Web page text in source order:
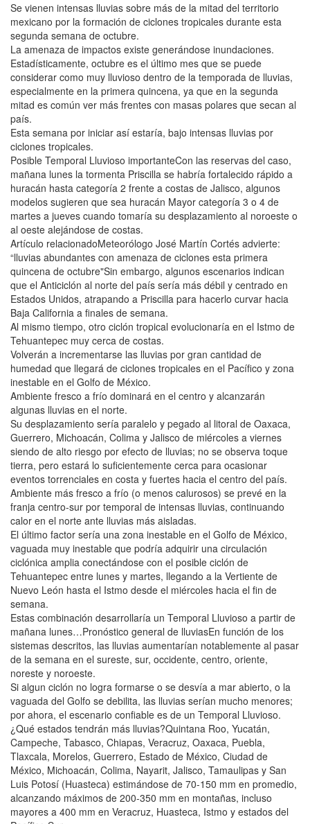
Se vienen intensas lluvias sobre más de la mitad del territorio
mexicano por la formación de ciclones tropicales durante esta
segunda semana de octubre.
La amenaza de impactos existe generándose inundaciones.
Estadísticamente, octubre es el último mes que se puede
considerar como muy lluvioso dentro de la temporada de lluvias,
especialmente en la primera quincena, ya que en la segunda
mitad es común ver más frentes con masas polares que secan al
país.
Esta semana por iniciar así estaría, bajo intensas lluvias por
ciclones tropicales.
Posible Temporal Lluvioso importanteCon las reservas del caso,
mañana lunes la tormenta Priscilla se habría fortalecido rápido a
huracán hasta categoría 2 frente a costas de Jalisco, algunos
modelos sugieren que sea huracán Mayor categoría 3 o 4 de
martes a jueves cuando tomaría su desplazamiento al noroeste o
al oeste alejándose de costas.
Artículo relacionadoMeteorólogo José Martín Cortés advierte:
“lluvias abundantes con amenaza de ciclones esta primera
quincena de octubre"Sin embargo, algunos escenarios indican
que el Anticiclón al norte del país sería más débil y centrado en
Estados Unidos, atrapando a Priscilla para hacerlo curvar hacia
Baja California a finales de semana.
Al mismo tiempo, otro ciclón tropical evolucionaría en el Istmo de
Tehuantepec muy cerca de costas.
Volverán a incrementarse las lluvias por gran cantidad de
humedad que llegará de ciclones tropicales en el Pacífico y zona
inestable en el Golfo de México.
Ambiente fresco a frío dominará en el centro y alcanzarán
algunas lluvias en el norte.
Su desplazamiento sería paralelo y pegado al litoral de Oaxaca,
Guerrero, Michoacán, Colima y Jalisco de miércoles a viernes
siendo de alto riesgo por efecto de lluvias; no se observa toque
tierra, pero estará lo suficientemente cerca para ocasionar
eventos torrenciales en costa y fuertes hacia el centro del país.
Ambiente más fresco a frío (o menos calurosos) se prevé en la
franja centro-sur por temporal de intensas lluvias, continuando
calor en el norte ante lluvias más aisladas.
El último factor sería una zona inestable en el Golfo de México,
vaguada muy inestable que podría adquirir una circulación
ciclónica amplia conectándose con el posible ciclón de
Tehuantepec entre lunes y martes, llegando a la Vertiente de
Nuevo León hasta el Istmo desde el miércoles hacia el fin de
semana.
Estas combinación desarrollaría un Temporal Lluvioso a partir de
mañana lunes…Pronóstico general de lluviasEn función de los
sistemas descritos, las lluvias aumentarían notablemente al pasar
de la semana en el sureste, sur, occidente, centro, oriente,
noreste y noroeste.
Si algun ciclón no logra formarse o se desvía a mar abierto, o la
vaguada del Golfo se debilita, las lluvias serían mucho menores;
por ahora, el escenario confiable es de un Temporal Lluvioso.
¿Qué estados tendrán más lluvias?Quintana Roo, Yucatán,
Campeche, Tabasco, Chiapas, Veracruz, Oaxaca, Puebla,
Tlaxcala, Morelos, Guerrero, Estado de México, Ciudad de
México, Michoacán, Colima, Nayarit, Jalisco, Tamaulipas y San
Luis Potosí (Huasteca) estimándose de 70-150 mm en promedio,
alcanzando máximos de 200-350 mm en montañas, incluso
mayores a 400 mm en Veracruz, Huasteca, Istmo y estados del